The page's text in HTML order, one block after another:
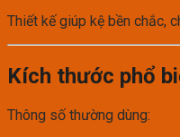
Thiết kế giúp kệ bền chắc,
Kích thước phổ
Thông số thường dùng: